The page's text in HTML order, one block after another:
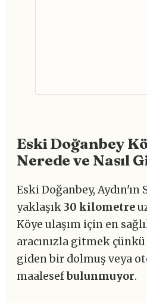
Eski Doğanbey
Nerede ve Nasıl
Eski Doğanbey, Aydın'ın
yaklaşık 30 kilometre
Köye ulaşım için en
aracınızla gitmek
giden bir dolmuş veya
maalesefbulunmuyor.